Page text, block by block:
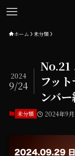
ホーム 未分類
No.21
フッ
ンバ
2024
9/24
未分類 2024年9